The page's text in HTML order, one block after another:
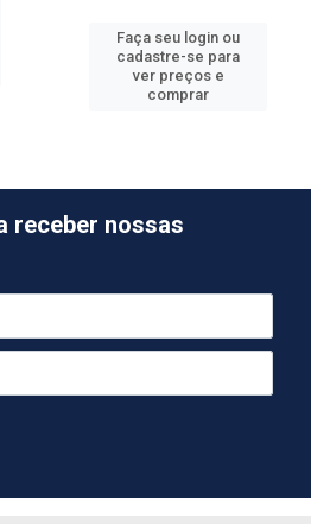
Faça seu login ou
cadastre-se para
ver preços e
comprar
receber nossas